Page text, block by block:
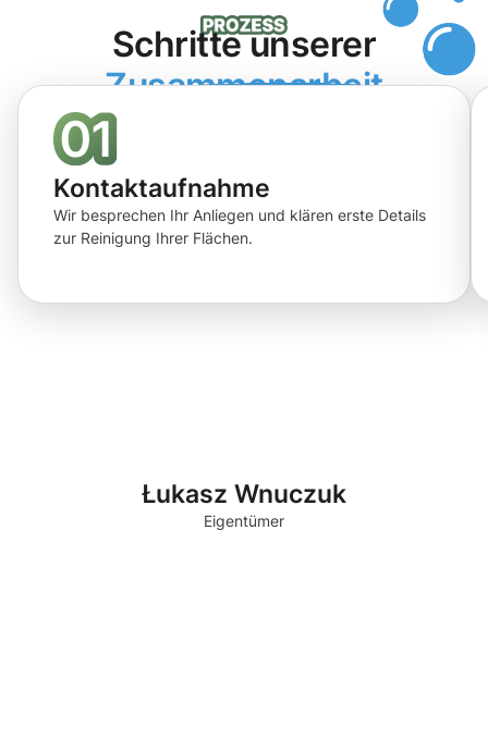
Schritte unserer
Zusammenarbeit
Kontaktaufnahme
Wir besprechen Ihr Anliegen und klären erste Details
zur Reinigung Ihrer Flächen.
Łukasz Wnuczuk
Eigentümer